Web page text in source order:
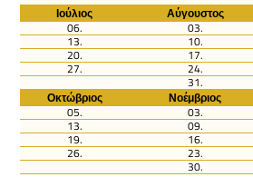
Ιούλιος
Αύγουστος
06.
03.
13. 10.
20. 17.
27. 24.
31.
Οκτώβριος
Νοέμβριος
05.
03.
13. 09.
19. 16.
26. 23.
30.